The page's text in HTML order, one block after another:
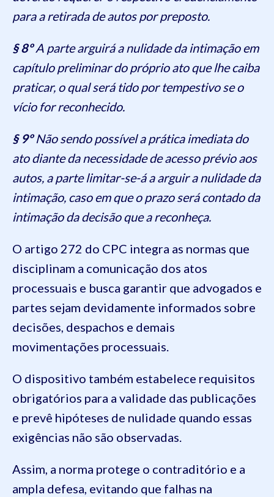
para a retirada de autos por preposto.
§ 8ºA parte arguirá a nulidade da intimação em
capítulo preliminar do próprio ato que lhe caiba
praticar, o qual será tido por tempestivo se o
vício for reconhecido.
§ 9ºNão sendo possível a prática imediata do
ato diante da necessidade de acesso prévio aos
autos, a parte limitar-se-á a arguir a nulidade da
intimação, caso em que o prazo será contado da
intimação da decisão que a reconheça.
O artigo 272 do CPC integra as normas que
disciplinam a comunicação dos atos
processuais e busca garantir que advogados e
partes sejam devidamente informados sobre
decisões, despachos e demais
movimentações processuais.
O dispositivo também estabelece requisitos
obrigatórios para a validade das publicações
e prevê hipóteses de nulidade quando essas
exigências não são observadas.
Assim, a norma protege o contraditório e a
ampla defesa, evitando que falhas na